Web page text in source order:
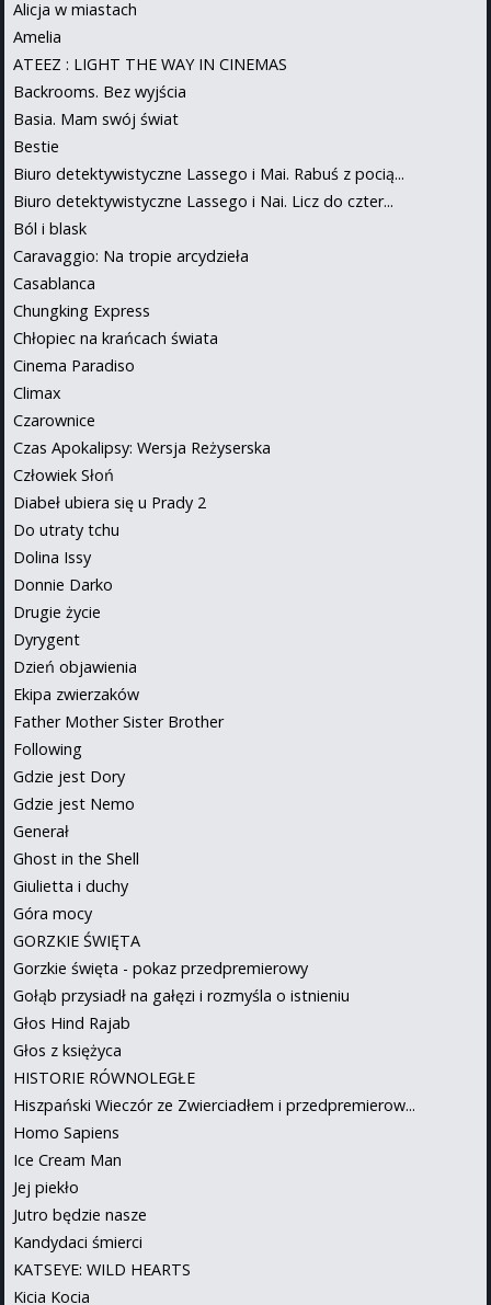
Alicja w miastach
Amelia
ATEEZ : LIGHT THE WAY IN CINEMAS
Backrooms. Bez wyjścia
Basia. Mam swój świat
Bestie
Biuro detektywistyczne Lassego i Mai. Rabuś z pocią...
Biuro detektywistyczne Lassego i Nai. Licz do czter...
Ból i blask
Caravaggio: Na tropie arcydzieła
Casablanca
Chungking Express
Chłopiec na krańcach świata
Cinema Paradiso
Climax
Czarownice
Czas Apokalipsy: Wersja Reżyserska
Człowiek Słoń
Diabeł ubiera się u Prady 2
Do utraty tchu
Dolina Issy
Donnie Darko
Drugie życie
Dyrygent
Dzień objawienia
Ekipa zwierzaków
Father Mother Sister Brother
Following
Gdzie jest Dory
Gdzie jest Nemo
Generał
Ghost in the Shell
Giulietta i duchy
Góra mocy
GORZKIE ŚWIĘTA
Gorzkie święta - pokaz przedpremierowy
Gołąb przysiadł na gałęzi i rozmyśla o istnieniu
Głos Hind Rajab
Głos z księżyca
HISTORIE RÓWNOLEGŁE
Hiszpański Wieczór ze Zwierciadłem i przedpremierow...
Homo Sapiens
Ice Cream Man
Jej piekło
Jutro będzie nasze
Kandydaci śmierci
KATSEYE: WILD HEARTS
Kicia Kocia